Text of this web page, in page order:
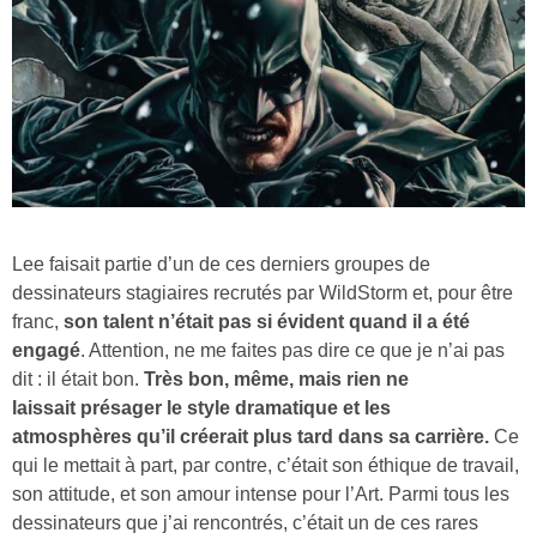
Lee faisait partie d’un de ces derniers groupes de
dessinateurs stagiaires recrutés par WildStorm et, pour être
franc, son talent n’était pas si évident quand il a été
engagé. Attention, ne me faites pas dire ce que je n’ai pas
dit : il était bon. Très bon, même, mais rien ne
laissait présager le style dramatique et les
atmosphères qu’il créerait plus tard dans sa carrière. Ce
qui le mettait à part, par contre, c’était son éthique de travail,
son attitude, et son amour intense pour l’Art. Parmi tous les
dessinateurs que j’ai rencontrés, c’était un de ces rares